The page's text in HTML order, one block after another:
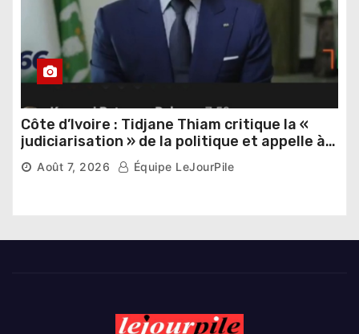
Côte d’Ivoire : Tidjane Thiam critique la «
judiciarisation » de la politique et appelle à
poursuivre l’apaisement
Août 7, 2026 Équipe LeJourPile